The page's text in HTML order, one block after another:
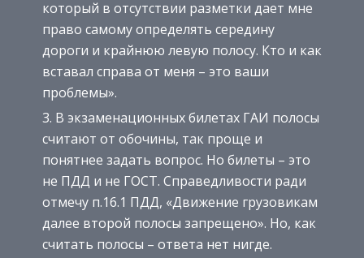
который в отсутствии разметки дает мне
право самому определять середину
дороги и крайнюю левую полосу. Кто и как
вставал справа от меня – это ваши
проблемы».
В экзаменационных билетах ГАИ полосы
считают от обочины, так проще и
понятнее задать вопрос. Но билеты – это
не ПДД и не ГОСТ. Справедливости ради
отмечу п.16.1 ПДД, «Движение грузовикам
далее второй полосы запрещено». Но, как
считать полосы – ответа нет нигде.